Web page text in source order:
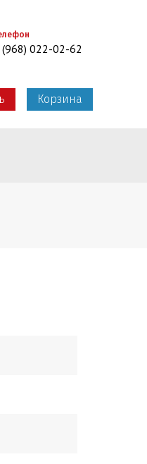
022-02-62
Корзина